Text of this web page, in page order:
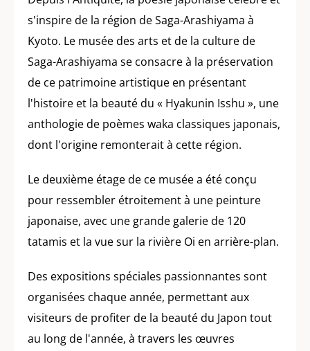
s'inspire de la région de Saga-Arashiyama à
Kyoto. Le musée des arts et de la culture de
Saga-Arashiyama se consacre à la préservation
de ce patrimoine artistique en présentant
l'histoire et la beauté du « Hyakunin Isshu », une
anthologie de poèmes waka classiques japonais,
dont l'origine remonterait à cette région.
Le deuxième étage de ce musée a été conçu
pour ressembler étroitement à une peinture
japonaise, avec une grande galerie de 120
tatamis et la vue sur la rivière Oi en arrière-plan.
Des expositions spéciales passionnantes sont
organisées chaque année, permettant aux
visiteurs de profiter de la beauté du Japon tout
au long de l'année, à travers les œuvres